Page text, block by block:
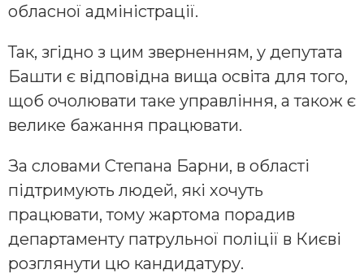
обласної адміністрації.
Так, згідно з цим зверненням, у депутата
Башти є відповідна вища освіта для того,
щоб очолювати таке управління, а також є
велике бажання працювати.
За словами Степана Барни, в області
підтримують людей, які хочуть
працювати, тому жартома порадив
департаменту патрульної поліції в Києві
розглянути цю кандидатуру.